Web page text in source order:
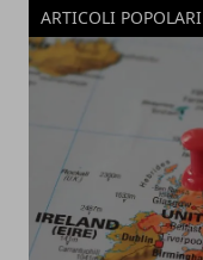
ARTICOLI POPOLARI